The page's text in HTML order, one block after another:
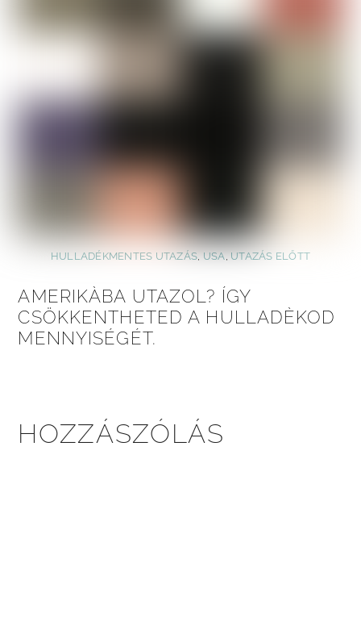
HULLADÉKMENTES UTAZÁS USA UTAZÁS ELŐTT
AMERIKÀBA UTAZOL? ÍGY
CSÖKKENTHETED A HULLADÈKOD
MENNYISÉGÉT.
HOZZÁSZÓLÁS